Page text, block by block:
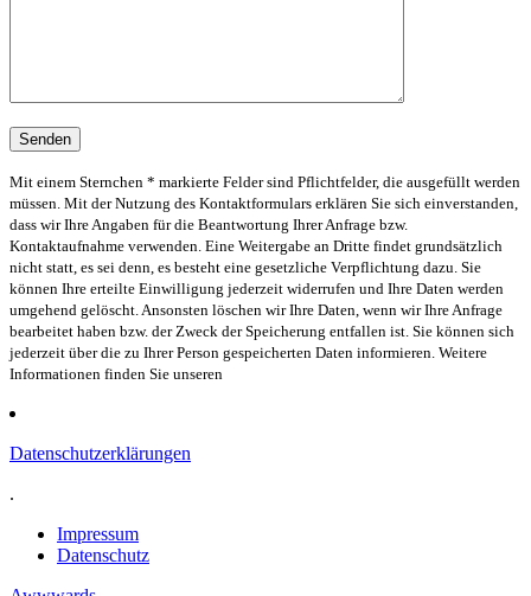
Mit einem Sternchen * markierte Felder sind Pflichtfelder, die ausgefüllt werden
müssen. Mit der Nutzung des Kontaktformulars erklären Sie sich einverstanden,
dass wir Ihre Angaben für die Beantwortung Ihrer Anfrage bzw.
Kontaktaufnahme verwenden. Eine Weitergabe an Dritte findet grundsätzlich
nicht statt, es sei denn, es besteht eine gesetzliche Verpflichtung dazu. Sie
können Ihre erteilte Einwilligung jederzeit widerrufen und Ihre Daten werden
umgehend gelöscht. Ansonsten löschen wir Ihre Daten, wenn wir Ihre Anfrage
bearbeitet haben bzw. der Zweck der Speicherung entfallen ist. Sie können sich
jederzeit über die zu Ihrer Person gespeicherten Daten informieren. Weitere
Informationen finden Sie unseren
Datenschutzerklärungen
.
Impressum
Datenschutz